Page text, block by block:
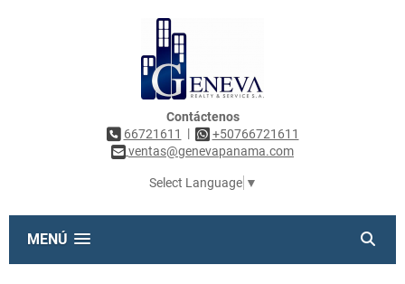
Contáctenos
66721611
|
+50766721611
ventas@genevapanama.com
Select Language ▼
MENÚ